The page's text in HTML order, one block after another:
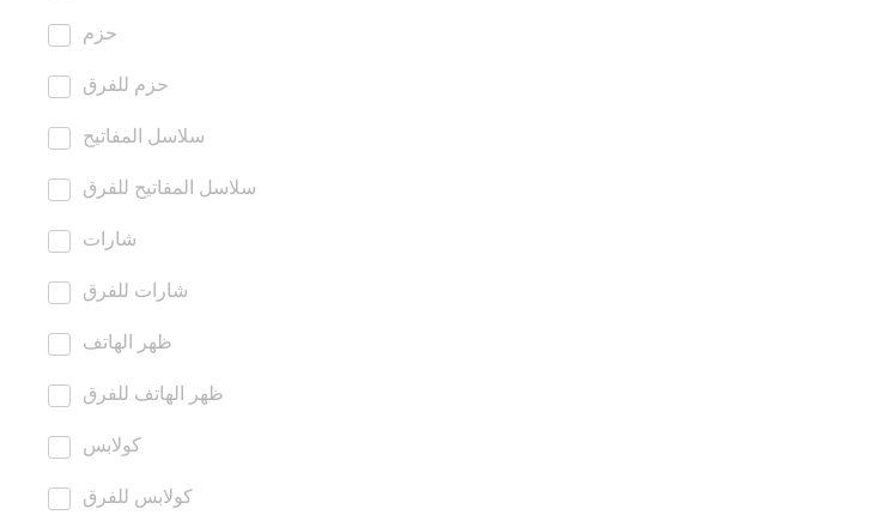
حزم
حزم للفرق
سلاسل المفاتيح
سلاسل المفاتيح للفرق
شارات
شارات للفرق
ظهر الهاتف
ظهر الهاتف للفرق
كولابس
كولابس للفرق